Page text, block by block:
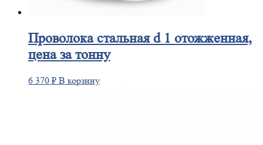
Проволокастальная d 1 отожженная,
цена за тонну
6 370 ₽ В корзину